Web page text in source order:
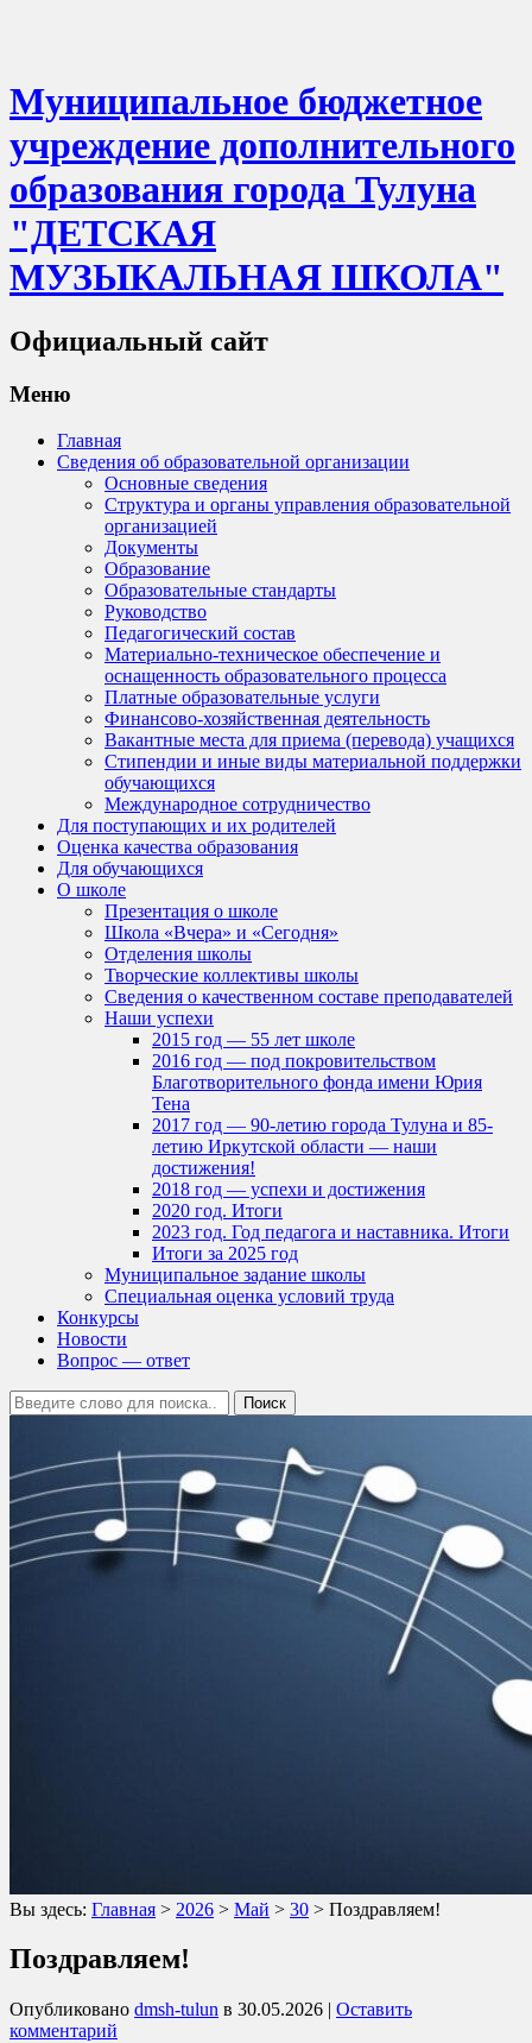
Муниципальное бюджетное
учреждение дополнительного
образования города Тулуна
"ДЕТСКАЯ
МУЗЫКАЛЬНАЯ ШКОЛА"
Официальный сайт
Меню
Главная
Сведения об образовательной организации
Основные сведения
Структура и органы управления образовательной
организацией
Документы
Образование
Образовательные стандарты
Руководство
Педагогический состав
Материально-техническое обеспечение и
оснащенность образовательного процесса
Платные образовательные услуги
Финансово-хозяйственная деятельность
Вакантные места для приема (перевода) учащихся
Стипендии и иные виды материальной поддержки
обучающихся
Международное сотрудничество
Для поступающих и их родителей
Оценка качества образования
Для обучающихся
О школе
Презентация о школе
Школа «Вчера» и «Сегодня»
Отделения школы
Творческие коллективы школы
Сведения о качественном составе преподавателей
Наши успехи
2015 год — 55 лет школе
2016 год — под покровительством
Благотворительного фонда имени Юрия
Тена
2017 год — 90-летию города Тулуна и 85-
летию Иркутской области — наши
достижения!
2018 год — успехи и достижения
2020 год. Итоги
2023 год. Год педагога и наставника. Итоги
Итоги за 2025 год
Муниципальное задание школы
Специальная оценка условий труда
Конкурсы
Новости
Вопрос — ответ
Вы здесь: Главная > 2026 > Май > 30 > Поздравляем!
Поздравляем!
Опубликовано dmsh-tulun в 30.05.2026 | Оставить
комментарий